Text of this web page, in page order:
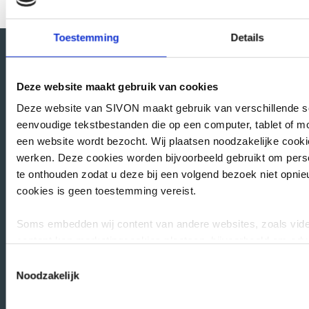
Toestemming Details
Deze website maakt gebruik van cookies
Deze website van SIVON maakt gebruik van verschillende
eenvoudige tekstbestanden die op een computer, tablet of
een website wordt bezocht. Wij plaatsen noodzakelijke
werken. Deze cookies worden bijvoorbeeld gebruikt om
te onthouden zodat u deze bij een volgend bezoek niet
cookies is geen toestemming vereist.
Soms embedden wij content van andere websites, zoals
voor geeft of interactie heeft met de embedded content. In
Noodzakelijk
Direct naar
Uitgevoerde DPIA’s
Toetsen verwerkersovereenkomsten
Leermiddelen aanbesteding vo
Onze rol in IBP
Onze rol in de leermiddelenmarkt
Belangenbehartiging